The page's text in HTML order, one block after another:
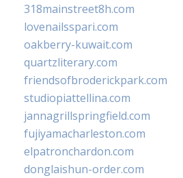
318mainstreet8h.com
lovenailsspari.com
oakberry-kuwait.com
quartzliterary.com
friendsofbroderickpark.com
studiopiattellina.com
jannagrillspringfield.com
fujiyamacharleston.com
elpatronchardon.com
donglaishun-order.com